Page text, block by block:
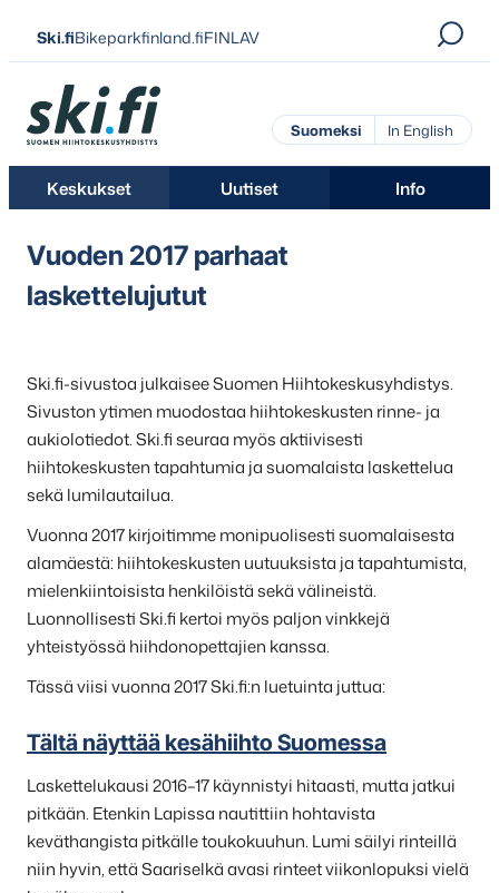
Siirry
suoraan
sisältöön
Ski.fiBikeparkfinland.fiFINLAV
Ski.fi
Suomeksi In English
Keskukset Uutiset Info
Vuoden 2017 parhaat
laskettelujutut
Ski.fi-sivustoa julkaisee Suomen Hiihtokeskusyhdistys.
Sivuston ytimen muodostaa hiihtokeskusten rinne- ja
aukiolotiedot. Ski.fi seuraa myös aktiivisesti
hiihtokeskusten tapahtumia ja suomalaista laskettelua
sekä lumilautailua.
Vuonna 2017 kirjoitimme monipuolisesti suomalaisesta
alamäestä: hiihtokeskusten uutuuksista ja tapahtumista,
mielenkiintoisista henkilöistä sekä välineistä.
Luonnollisesti Ski.fi kertoi myös paljon vinkkejä
yhteistyössä hiihdonopettajien kanssa.
Tässä viisi vuonna 2017 Ski.fi:n luetuinta juttua:
Tältä näyttää kesähiihto Suomessa
Laskettelukausi 2016–17 käynnistyi hitaasti, mutta jatkui
pitkään. Etenkin Lapissa nautittiin hohtavista
keväthangista pitkälle toukokuuhun. Lumi säilyi rinteillä
niin hyvin, että Saariselkä avasi rinteet viikonlopuksi vielä